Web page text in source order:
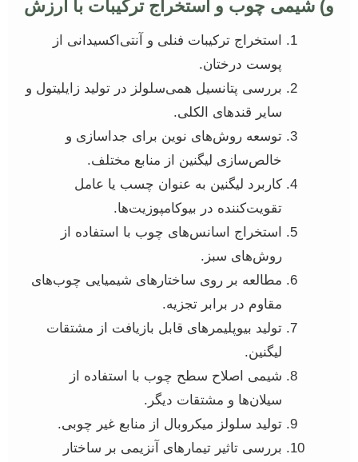
و) شیمی چوب و استخراج ترکیبات با ارزش
استخراج ترکیبات فنلی و آنتی‌اکسیدانی از
پوست درختان.
بررسی پتانسیل همی‌سلولز در تولید زایلیتول و
سایر قندهای الکلی.
توسعه روش‌های نوین برای جداسازی و
خالص‌سازی لیگنین از منابع مختلف.
کاربرد لیگنین به عنوان چسب یا عامل
تقویت‌کننده در بیوکامپوزیت‌ها.
استخراج اسانس‌های چوب با استفاده از
روش‌های سبز.
مطالعه بر روی ساختارهای شیمیایی چوب‌های
مقاوم در برابر تجزیه.
تولید بیوپلیمرهای قابل بازیافت از مشتقات
لیگنین.
شیمی اصلاح سطح چوب با استفاده از
سیلان‌ها و مشتقات دیگر.
تولید سلولز میکروبال از منابع غیر چوبی.
بررسی تاثیر تیمارهای آنزیمی بر ساختار